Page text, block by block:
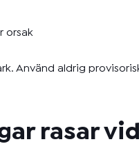
orsak
Använd aldrig
rasar